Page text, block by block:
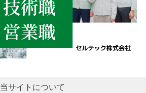
当サイトについて